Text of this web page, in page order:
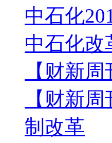
中石化
中石化改
【财新
【财新
制改革